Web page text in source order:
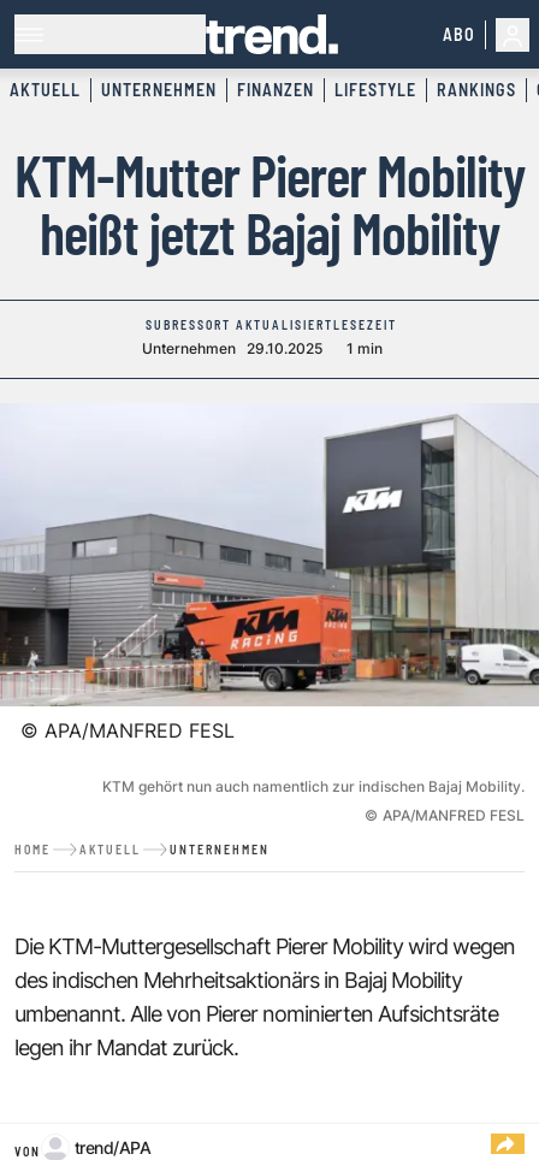
ABO
AKTUELL UNTERNEHMEN FINANZEN LIFESTYLE RANKINGS
KTM-Mutter Pierer Mobility
heißt jetzt Bajaj Mobility
SUBRESSORT
Unternehmen
AKTUALISIERT
29.10.2025
LESEZEIT
1 min
© APA/MANFRED FESL
KTM gehört nun auch namentlich zur indischen Bajaj Mobility.
© APA/MANFRED FESL
HOME AKTUELL UNTERNEHMEN
Die KTM-Muttergesellschaft Pierer Mobility wird wegen
des indischen Mehrheitsaktionärs in Bajaj Mobility
umbenannt. Alle von Pierer nominierten Aufsichtsräte
legen ihr Mandat zurück.
VON trend/APA